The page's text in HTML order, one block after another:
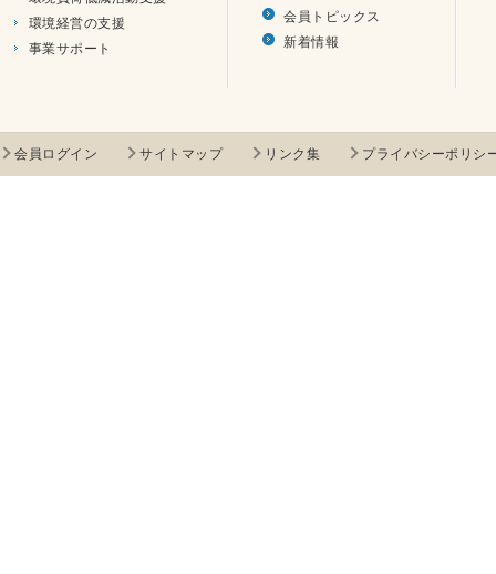
環境経営の支援
事業サポート
会員トピックス
新着情報
会員ログイン サイトマップ リンク集 プライバシーポリシ